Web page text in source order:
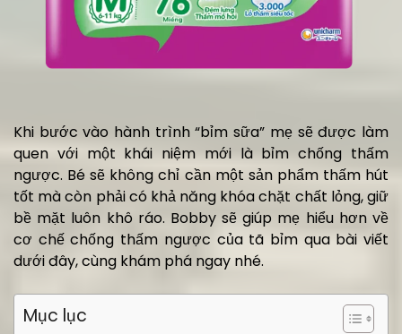
Khi bước vào hành trình “bỉm sữa” mẹ sẽ được làm
quen với một khái niệm mới là bỉm chống thấm
ngược. Bé sẽ không chỉ cần một sản phẩm thấm hút
tốt mà còn phải có khả năng khóa chặt chất lỏng, giữ
bề mặt luôn khô ráo. Bobby sẽ giúp mẹ hiểu hơn về
cơ chế chống thấm ngược của tã bỉm qua bài viết
dưới đây, cùng khám phá ngay nhé.
Mục lục